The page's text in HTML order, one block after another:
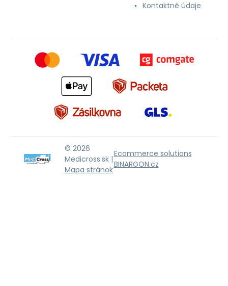
Kontaktné údaje
© 2026
Medicross.sk |
Mapa stránok
Ecommerce solutions
BINARGON.cz